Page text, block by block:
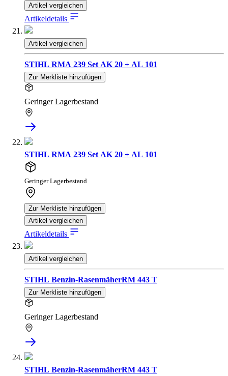
Artikel vergleichen
Artikeldetails
Artikel vergleichen
STIHL RMA 239 Set AK 20 + AL 101
Zur Merkliste hinzufügen
Geringer Lagerbestand
STIHL RMA 239 Set AK 20 + AL 101
Geringer Lagerbestand
Zur Merkliste hinzufügen
Artikel vergleichen
Artikeldetails
Artikel vergleichen
STIHL Benzin-RasenmäherRM 443 T
Zur Merkliste hinzufügen
Geringer Lagerbestand
STIHL Benzin-RasenmäherRM 443 T